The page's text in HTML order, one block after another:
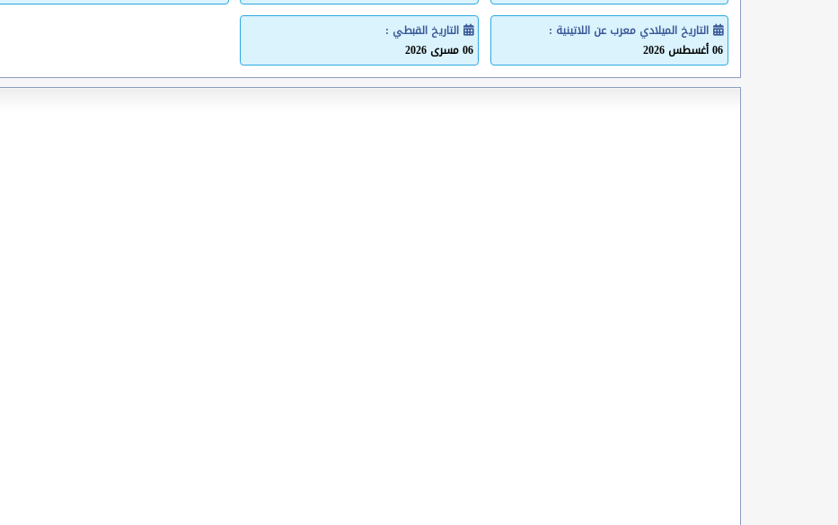
التاريخ الميلادي معرب عن اللاتينية :
06 أغسطس 2026
التاريخ القبطي :
06 مسرى 2026